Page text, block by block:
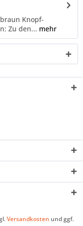
Knopf-
Zu den... mehr
Versandkosten und ggf.